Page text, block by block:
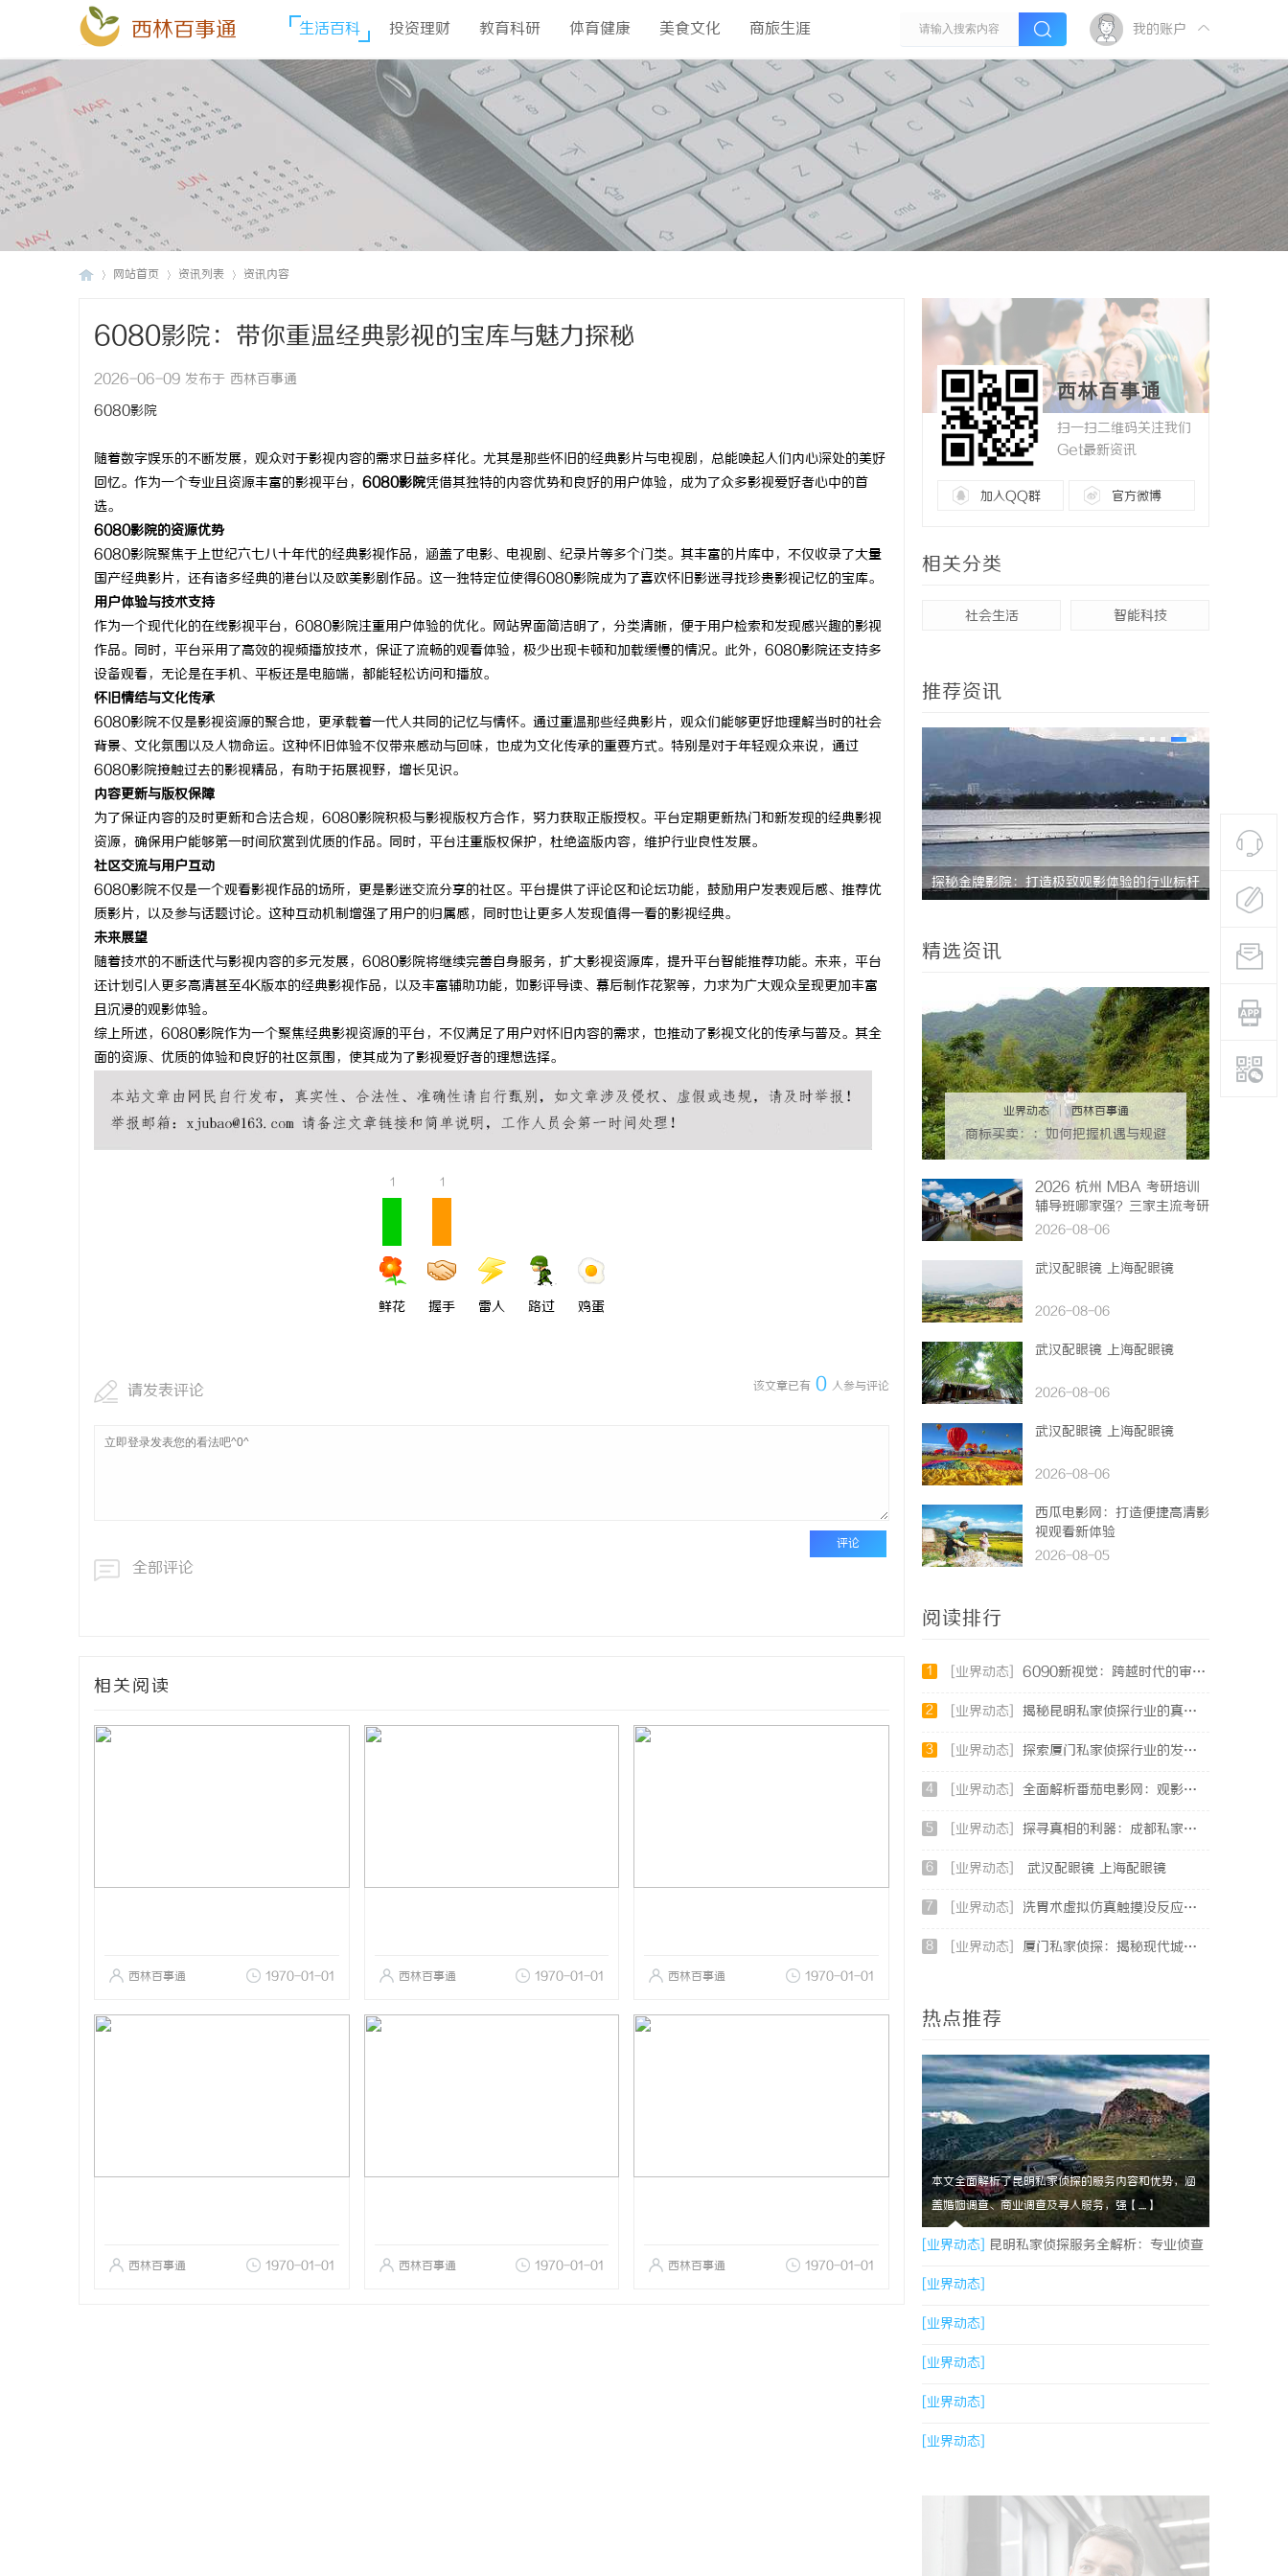
西林百事通 生活百科 投资理财 教育科研 体育健康 美食文化 商旅生涯 我的账户
网站首页 资讯列表 资讯内容
6080影院：带你重温经典影视的宝库与魅力探秘
2026-06-09 发布于 西林百事通
6080影院
随着数字娱乐的不断发展，观众对于影视内容的需求日益多样化。尤其是那些怀旧的经典影片与电视剧，总能唤起人们内心深处的美好
回忆。作为一个专业且资源丰富的影视平台， 6080影院凭借其独特的内容优势和良好的用户体验，成为了众多影视爱好者心中的首
选。
6080影院的资源优势
6080影院聚焦于上世纪六七八十年代的经典影视作品，涵盖了电影、电视剧、纪录片等多个门类。其丰富的片库中，不仅收录了大量
国产经典影片，还有诸多经典的港台以及欧美影剧作品。这一独特定位使得6080影院成为了喜欢怀旧影迷寻找珍贵影视记忆的宝库。
用户体验与技术支持
作为一个现代化的在线影视平台，6080影院注重用户体验的优化。网站界面简洁明了，分类清晰，便于用户检索和发现感兴趣的影视
作品。同时，平台采用了高效的视频播放技术，保证了流畅的观看体验，极少出现卡顿和加载缓慢的情况。此外，6080影院还支持多
设备观看，无论是在手机、平板还是电脑端，都能轻松访问和播放。
怀旧情结与文化传承
6080影院不仅是影视资源的聚合地，更承载着一代人共同的记忆与情怀。通过重温那些经典影片，观众们能够更好地理解当时的社会
背景、文化氛围以及人物命运。这种怀旧体验不仅带来感动与回味，也成为文化传承的重要方式。特别是对于年轻观众来说，通过
6080影院接触过去的影视精品，有助于拓展视野，增长见识。
内容更新与版权保障
为了保证内容的及时更新和合法合规，6080影院积极与影视版权方合作，努力获取正版授权。平台定期更新热门和新发现的经典影视
资源，确保用户能够第一时间欣赏到优质的作品。同时，平台注重版权保护，杜绝盗版内容，维护行业良性发展。
社区交流与用户互动
6080影院不仅是一个观看影视作品的场所，更是影迷交流分享的社区。平台提供了评论区和论坛功能，鼓励用户发表观后感、推荐优
质影片，以及参与话题讨论。这种互动机制增强了用户的归属感，同时也让更多人发现值得一看的影视经典。
未来展望
随着技术的不断迭代与影视内容的多元发展，6080影院将继续完善自身服务，扩大影视资源库，提升平台智能推荐功能。未来，平台
还计划引入更多高清甚至4K版本的经典影视作品，以及丰富辅助功能，如影评导读、幕后制作花絮等，力求为广大观众呈现更加丰富
且沉浸的观影体验。
综上所述，6080影院作为一个聚焦经典影视资源的平台，不仅满足了用户对怀旧内容的需求，也推动了影视文化的传承与普及。其全
面的资源、优质的体验和良好的社区氛围，使其成为了影视爱好者的理想选择。
1
鲜花
1
握手 雷人 路过 鸡蛋
该文章已有 0 人参与评论
请发表评论
评论
全部评论
相关阅读
西林百事通 1970-01-01 西林百事通 1970-01-01 西林百事通 1970-01-01
西林百事通 1970-01-01 西林百事通 1970-01-01 西林百事通 1970-01-01
西林百事通
扫一扫二维码关注我们
Get最新资讯
加入QQ群 官方微博
相关分类
社会生活 智能科技
推荐资讯
温婉灵动，一眼万年！久匠量身定制的眉眼
唇，才是你整张脸的点睛之笔！淡颜系女生的
麻花影视：打造中国喜剧影视的新高地与文化
品牌
探秘金牌影院：打造极致观影体验的行业标杆 武汉配眼镜 上海配眼镜
精选资讯
业界动态 西林百事通
商标买卖：：如何把握机遇与规避
风险
2026 杭州 MBA 考研培训
辅导班哪家强？三家主流考研
机构推荐
2026-08-06
武汉配眼镜 上海配眼镜
2026-08-06
武汉配眼镜 上海配眼镜
2026-08-06
武汉配眼镜 上海配眼镜
2026-08-06
西瓜电影网：打造便捷高清影
视观看新体验
2026-08-05
阅读排行
1 [业界动态] 6090新视觉：跨越时代的审美革新与文化传承
2 [业界动态] 揭秘昆明私家侦探行业的真实面貌与服务价值
3 [业界动态] 探索厦门私家侦探行业的发展与应用全景
4 [业界动态] 全面解析番茄电影网：观影体验与平台优势深度探讨
5 [业界动态] 探寻真相的利器：成都私家侦探服务全解析
6 [业界动态] 武汉配眼镜 上海配眼镜
7 [业界动态] 洗胃术虚拟仿真触摸没反应、画面卡顿？立方幻境破解难题
8 [业界动态] 厦门私家侦探：揭秘现代城市的隐秘守护者
热点推荐
本文全面解析了昆明私家侦探的服务内容和优势，涵
盖婚姻调查、商业调查及寻人服务，强【....】
[业界动态] 昆明私家侦探服务全解析：专业侦查
助您解决疑难问题
[业界动态]
[业界动态]
[业界动态]
[业界动态]
[业界动态]